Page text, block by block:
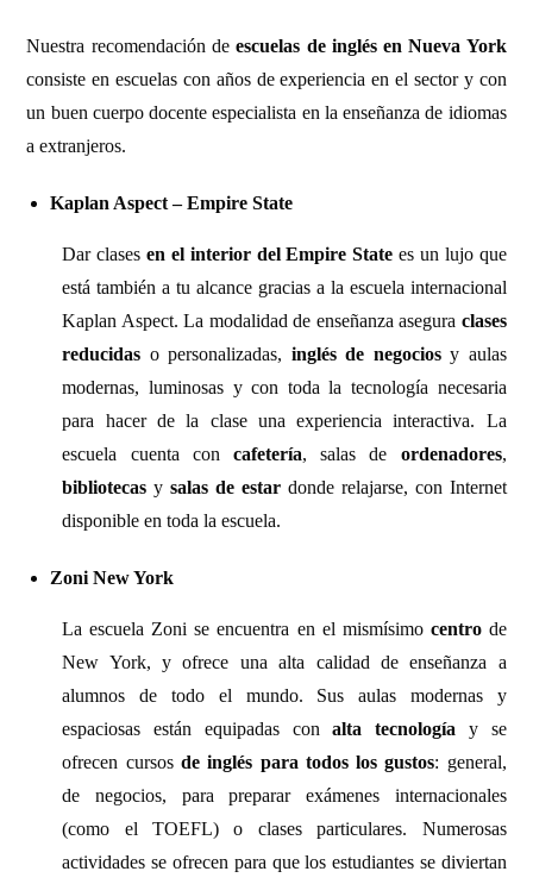
Nuestra recomendación deescuelas de inglés en Nueva York
consiste en escuelas con años de experiencia en el sector y con
un buen cuerpo docente especialista en la enseñanza de idiomas
a extranjeros.
Kaplan Aspect – Empire State
Dar clasesen el interior del Empire State es un lujo que
está también a tu alcance gracias a la escuela internacional
Kaplan Aspect. La modalidad de enseñanza asegura clases
reducidas o personalizadas, inglés de negociosy aulas
modernas, luminosas y con toda la tecnología necesaria
para hacer de la clase una experiencia interactiva. La
escuela cuenta con cafetería, salas de ordenadores,
bibliotecas ysalas de estar donde relajarse, con Internet
disponible en toda la escuela.
Zoni New York
La escuela Zoni se encuentra en el mismísimo centrode
New York, y ofrece una alta calidad de enseñanza a
alumnos de todo el mundo. Sus aulas modernas y
espaciosas están equipadas conalta tecnología y se
ofrecen cursos de inglés para todos los gustos: general,
de negocios, para preparar exámenes internacionales
(como el TOEFL) o clases particulares. Numerosas
actividades se ofrecen para que los estudiantes se diviertan